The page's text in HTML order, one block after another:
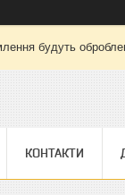
будуть
КОНТАКТИ